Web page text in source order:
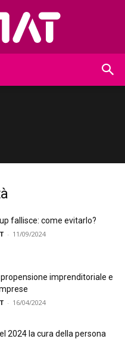
fallisce: come evitarlo?
- 11/09/2024
propensione imprenditoriale e
- 16/04/2024
2024 la cura della persona